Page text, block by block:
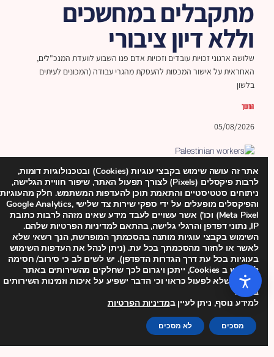
מתקבלים במחשכים
וללא דיון ציבורי
שלושה ארגוני זכויות עובדים וזכויות אדם פנו השבוע לוועדת המנכ"לים,
האחראית על אישור המכסות להעסקת מהגרי עבודה (המכונים לעיתים
בלשון
המשך
05/08/2026
עובדים ועובדות פלסטינים
"בית קברות של
עובדים": עדויות מתוך
אתר זה עושה שימוש בקבצי עוגיות (Cookies) ובטכנולוגיות דומות,
לרבות פיקסלים (Pixels) לצורך תפעול האתר, שיפור חוויית הגלישה,
ניתוחים סטטיסטיים והתאמת תוכן להעדפות המשתמש. חלק מהעוגיות
והפיקסלים מופעלים על ידי ספקי שירות צד שלישי Google Analytics,
Meta Pixel) וכו') אשר עשויים לעבד מידע שאינו מזהה לרבות כתובת
IP, נתוני דפדפן והרגלי גלישה, בהתאם למדיניות הפרטיות שלהם.
השימוש בקבצי עוגיות מותנה בהסכמתך המופרשת, הנך רשאי שלא
לאשר או לחזור מהסכמתך בכל עת. (ניתן לנהל את העדפות השימוש
בעוגיות בכל עת דרך הגדרות הדפדפן). יש לשים לב כי סירוב/ חסימה
לשימוש ב Cookies, ייתכן ויגרום לכך שחלקים מהשירותים באתר
עלולים שלא לפעול כראוי וכי הדבר ישפיע על איכות וזמינות השירותים
באתר.
למידע נוסף, ניתן לעיין ב מדיניות הפרטיות
מסכים לא מסכים